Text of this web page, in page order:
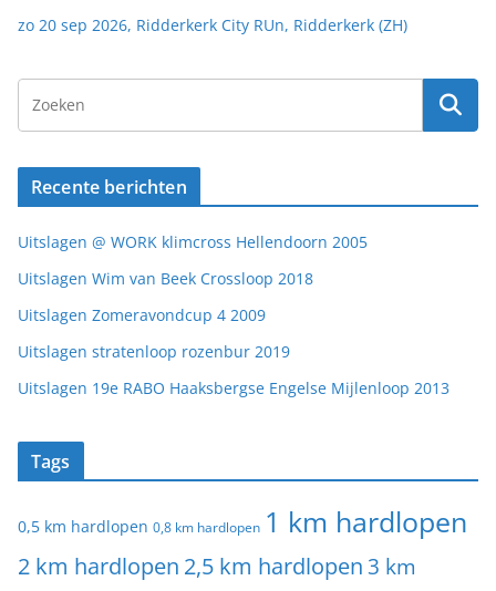
zo 20 sep 2026, Ridderkerk City RUn, Ridderkerk (ZH)
Recente berichten
Uitslagen @ WORK klimcross Hellendoorn 2005
Uitslagen Wim van Beek Crossloop 2018
Uitslagen Zomeravondcup 4 2009
Uitslagen stratenloop rozenbur 2019
Uitslagen 19e RABO Haaksbergse Engelse Mijlenloop 2013
Tags
0,5 km hardlopen 0,8 km hardlopen 1 km hardlopen
2 km hardlopen 2,5 km hardlopen 3 km